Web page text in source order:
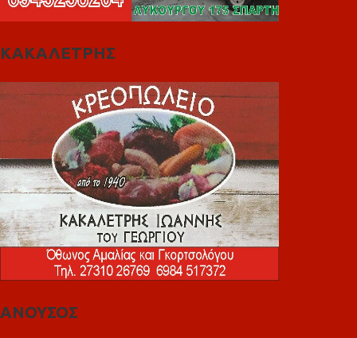
ΚΑΚΑΛΕΤΡΗΣ
ΑΝΟΥΣΟΣ